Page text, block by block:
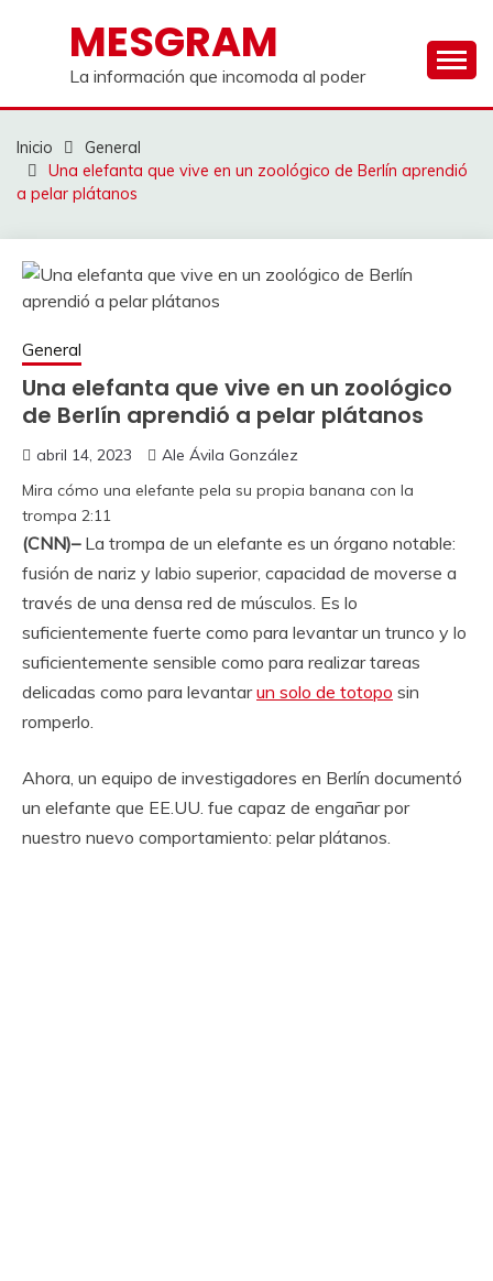
contenidoMESGRAM
La información que incomoda al poder
Inicio
General
Una elefanta que vive en un zoológico de Berlín aprendió
a pelar plátanos
General
Una elefanta que vive en un zoológico
de Berlín aprendió a pelar plátanos
abril 14, 2023
Ale Ávila González
Mira cómo una elefante pela su propia banana con la
trompa 2:11
(CNN)–La trompa de un elefante es un órgano notable:
fusión de nariz y labio superior, capacidad de moverse a
través de una densa red de músculos. Es lo
suficientemente fuerte como para levantar un trunco ​​y lo
suficientemente sensible como para realizar tareas
delicadas como para levantarun solo de totopo sin
romperlo.
Ahora, un equipo de investigadores en Berlín documentó
un elefante que EE.UU. fue capaz de engañar por
nuestro nuevo comportamiento: pelar plátanos.